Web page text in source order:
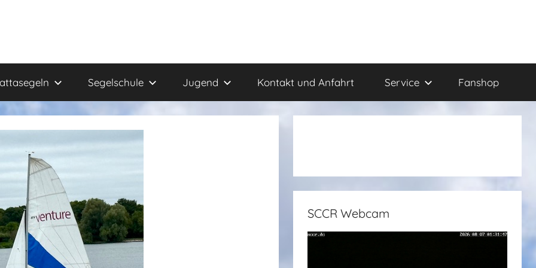
Segelschule Jugend Kontakt und Anfahrt Service Fanshop
SCCR Webcam